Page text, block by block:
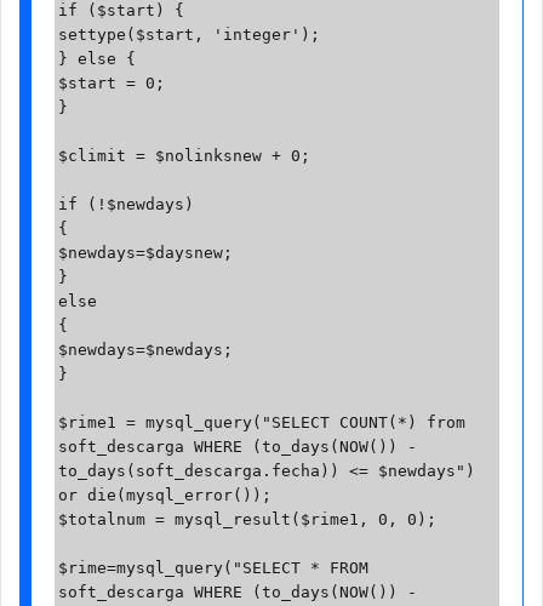
if ($start) {
settype($start, 'integer');
} else {
$start = 0;
}
$climit = $nolinksnew + 0;
if (!$newdays)
{
$newdays=$daysnew;
}
else
{
$newdays=$newdays;
}
$rime1 = mysql_query("SELECT COUNT(*) from
soft_descarga WHERE (to_days(NOW()) -
to_days(soft_descarga.fecha)) <= $newdays")
or die(mysql_error());
$totalnum = mysql_result($rime1, 0, 0);
$rime=mysql_query("SELECT * FROM
soft_descarga WHERE (to_days(NOW()) -